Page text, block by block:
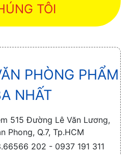
TÔI
PHÒNG PHẨM
NHẤT
515 Đường Lê Văn Lương,
Phong, Q.7, Tp.HCM
202 - 0937 191 311